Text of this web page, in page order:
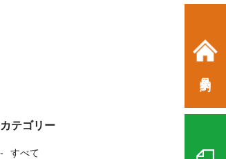
カテゴリー
すべて